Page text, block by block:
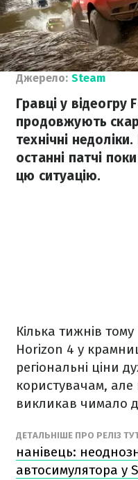
Джерело: Steam
Гравці у
продовжують
технічні
останні патчі
цю ситуацію.
Кілька тижнів
Horizon 4 у
регіональні ціни
користувачам, але
викликав чимало
ДЕТАЛЬНІШЕ ПРО РЕЛІЗ
нанівець:
автосимулятора у